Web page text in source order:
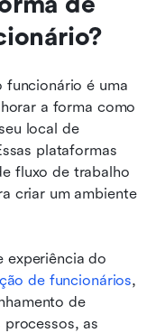
funcionário é uma
a forma como
local de
plataformas
fluxo de trabalho
criar um ambiente
experiência do
de funcionários,
de
as